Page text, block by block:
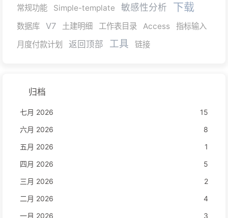
常规功能 Simple-template 敏感性分析 下载
数据库 V7 土建明细 工作表目录 Access
指标输入
月度付款计划
返回顶部 工具 链接
归档
七月 2026
15
六月 2026
8
五月 2026
1
四月 2026
5
三月 2026
2
二月 2026
4
一月 2026
3